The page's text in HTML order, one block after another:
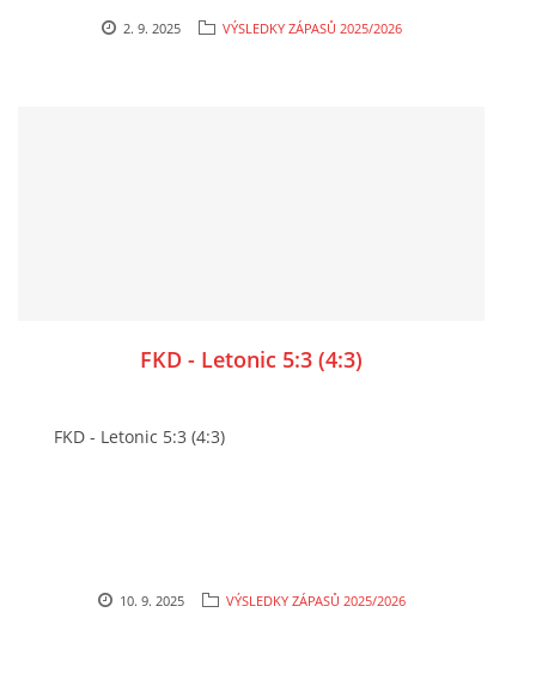
2. 9. 2025 VÝSLEDKY ZÁPASŮ 2025/2026
FKD - Letonic 5:3 (4:3)
FKD - Letonic 5:3 (4:3)
10. 9. 2025 VÝSLEDKY ZÁPASŮ 2025/2026